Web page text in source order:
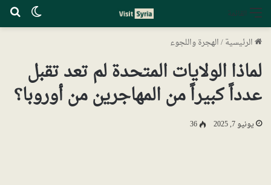
القائمة
الرئيسية/الهجرة واللجوء
لماذا الولايات المتحدة لم تعد تقبل
عدداً كبيراً من المهاجرين من أوروبا؟
يونيو 7, 2025 36